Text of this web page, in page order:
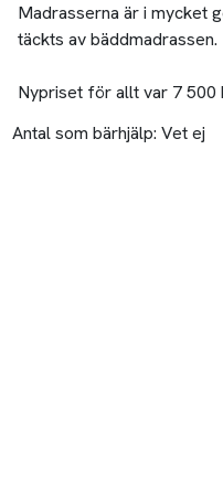
Madrasserna är i mycket
täckts av bäddmadrassen.
Nypriset för allt var 7 500
Antal som bärhjälp: Vet ej